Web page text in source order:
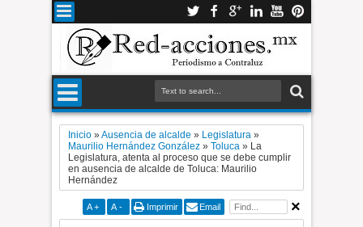
Inicio »Ausencia de alcalde » Legislatura »
Maurilio Hernández González »Toluca » La
Legislatura, atenta al proceso que se debe cumplir
en ausencia de alcalde de Toluca: Maurilio
Hernández
A + A - Imprimir Email